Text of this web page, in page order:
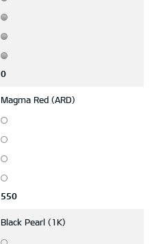
0
Magma Red (ARD)
550
Black Pearl (1K)